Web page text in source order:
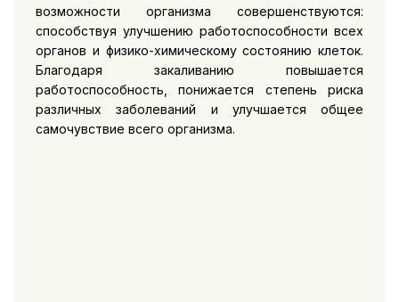
возможности организма совершенствуются:
способствуя улучшению работоспособности всех
органов и физико-химическому состоянию клеток.
Благодаря закаливанию повышается
работоспособность, понижается степень риска
различных заболеваний и улучшается общее
самочувствие всего организма.